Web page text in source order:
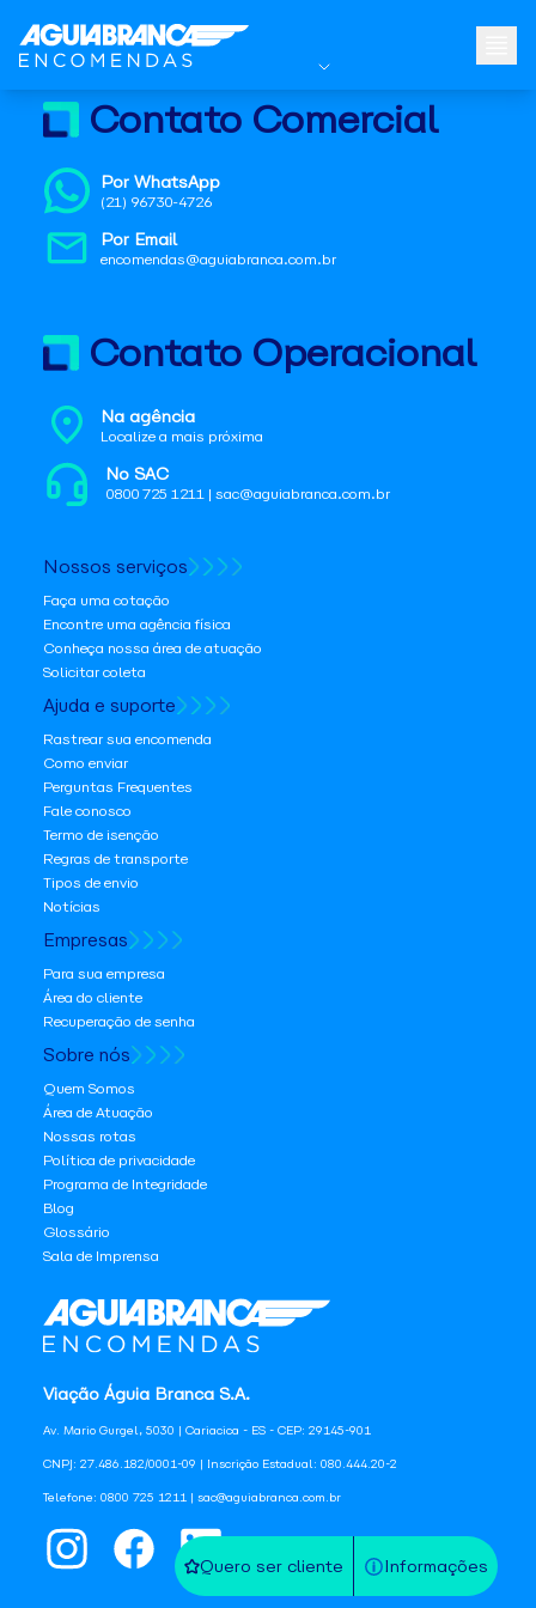
Quero ser cliente Informações
Viação Águia Branca S.A.
Av. Mario Gurgel, 5030 | Cariacica - ES - CEP: 29145-901
CNPJ: 27.486.182/0001-09 | Inscrição Estadual: 080.444.20-2
Telefone: 0800 725 1211 | sac@aguiabranca.com.br
Contato Comercial
Por WhatsApp
(21) 96730-4726
Por Email
encomendas@aguiabranca.com.br
Contato Operacional
Na agência
Localize a mais próxima
No SAC
0800 725 1211 | sac@aguiabranca.com.br
Nossos serviços
Faça uma cotação
Encontre uma agência física
Conheça nossa área de atuação
Solicitar coleta
Ajuda e suporte
Rastrear sua encomenda
Como enviar
Perguntas Frequentes
Fale conosco
Termo de isenção
Regras de transporte
Tipos de envio
Notícias
Empresas
Para sua empresa
Área do cliente
Recuperação de senha
Sobre nós
Quem Somos
Área de Atuação
Nossas rotas
Política de privacidade
Programa de Integridade
Blog
Glossário
Sala de Imprensa